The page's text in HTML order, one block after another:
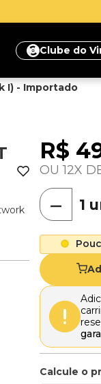
Clube do
I) - Importado
R$
12
－